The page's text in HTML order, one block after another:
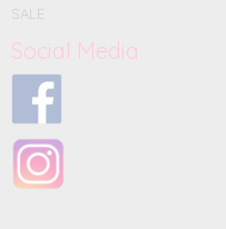
SALE
Social Media